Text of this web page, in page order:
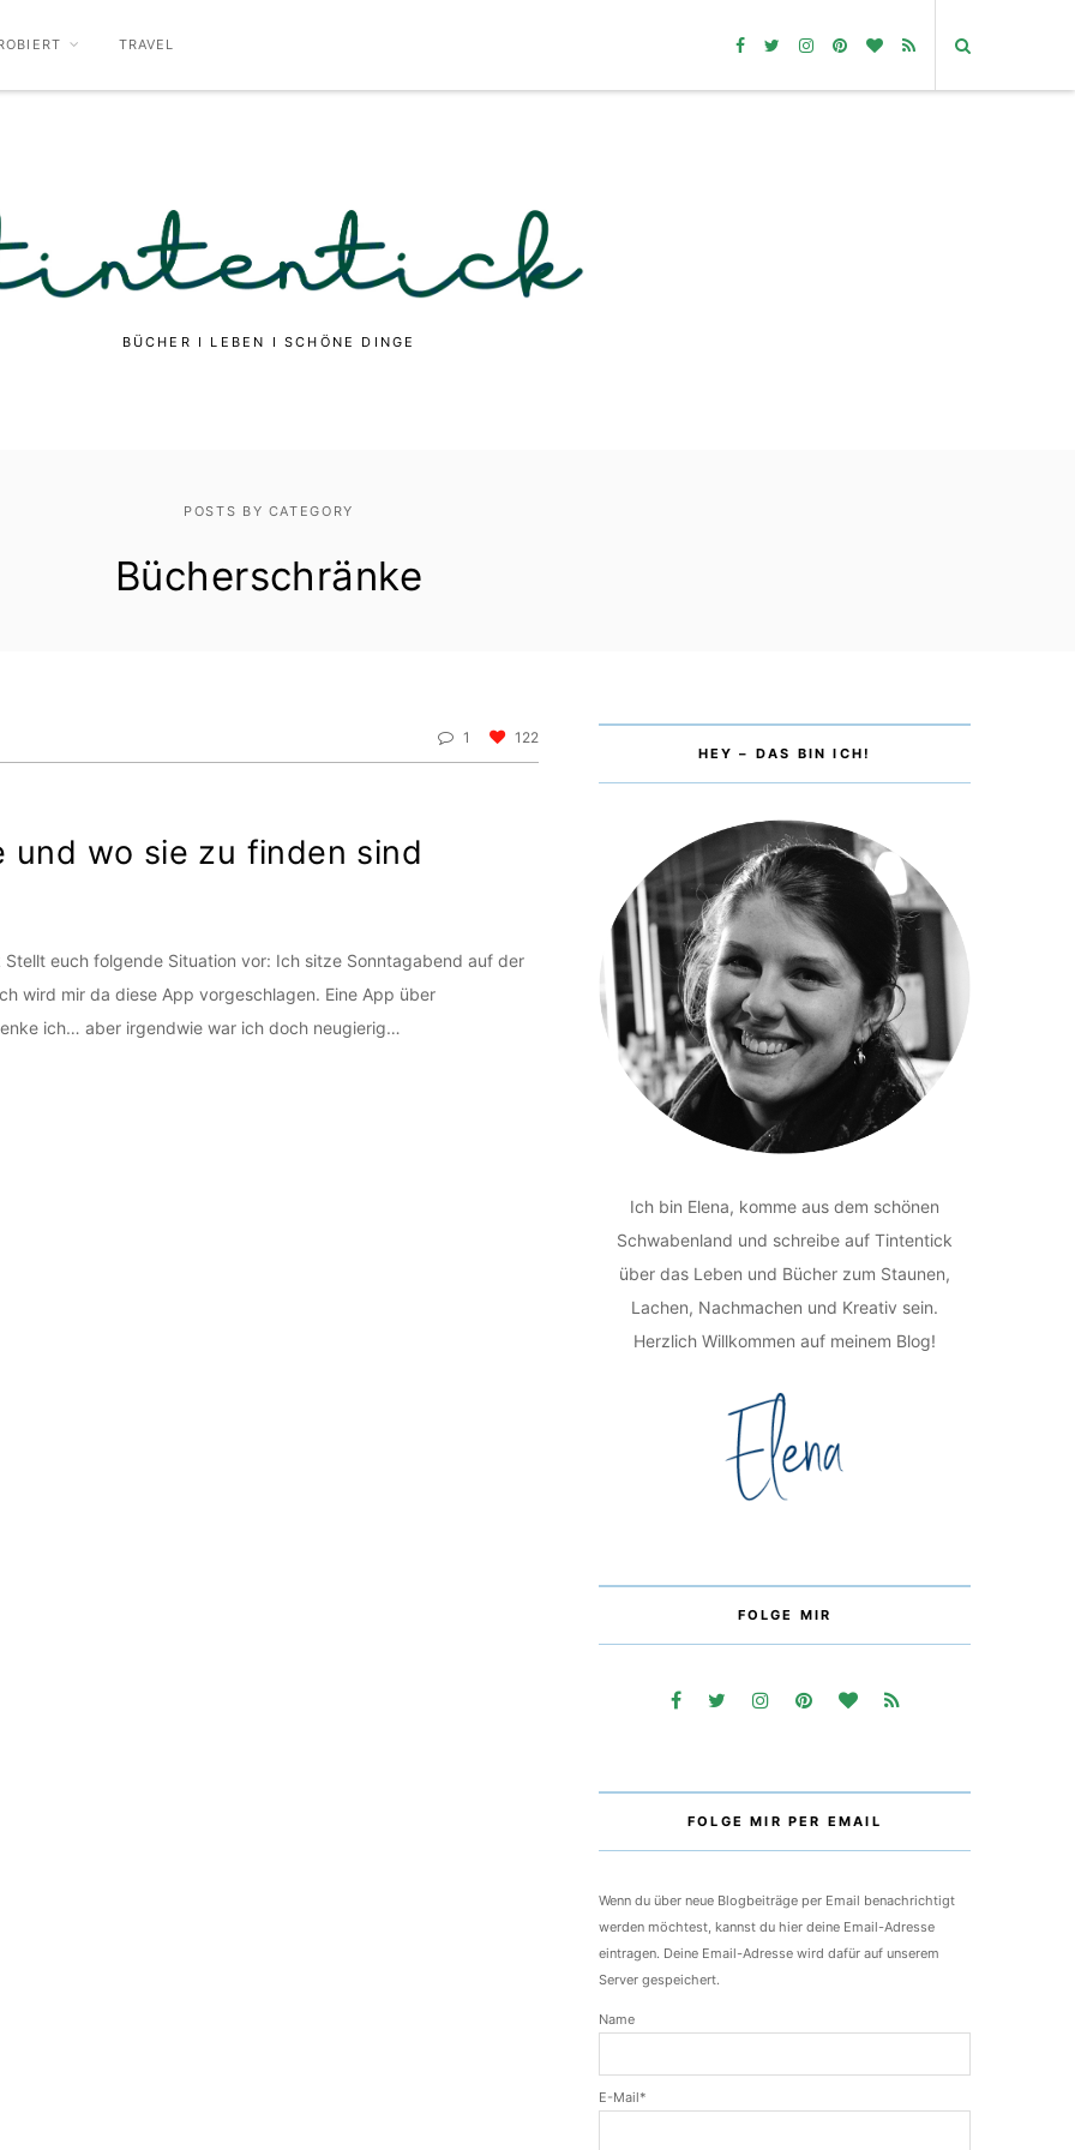
TRAVEL
BÜCHER I LEBEN I SCHÖNE DINGE
POSTS BY CATEGORY
Bücherschränke
1 122
und wo sie zu finden sind
euch folgende Situation vor: Ich sitze Sonntagabend auf der
wird mir da diese App vorgeschlagen. Eine App über
ich… aber irgendwie war ich doch neugierig…
HEY – DAS BIN ICH!
Ich bin Elena, komme aus dem schönen
Schwabenland und schreibe auf Tintentick
über das Leben und Bücher zum Staunen,
Lachen, Nachmachen und Kreativ sein.
Herzlich Willkommen auf meinem Blog!
FOLGE MIR
FOLGE MIR PER EMAIL
Wenn du über neue Blogbeiträge per Email benachrichtigt
werden möchtest, kannst du hier deine Email-Adresse
eintragen. Deine Email-Adresse wird dafür auf unserem
Server gespeichert.
Name
E-Mail*